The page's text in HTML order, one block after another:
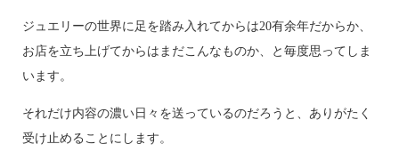
ジュエリーの世界に足を踏み入れてからは20有余年だからか、
お店を立ち上げてからはまだこんなものか、と毎度思ってしま
います。
それだけ内容の濃い日々を送っているのだろうと、ありがたく
受け止めることにします。